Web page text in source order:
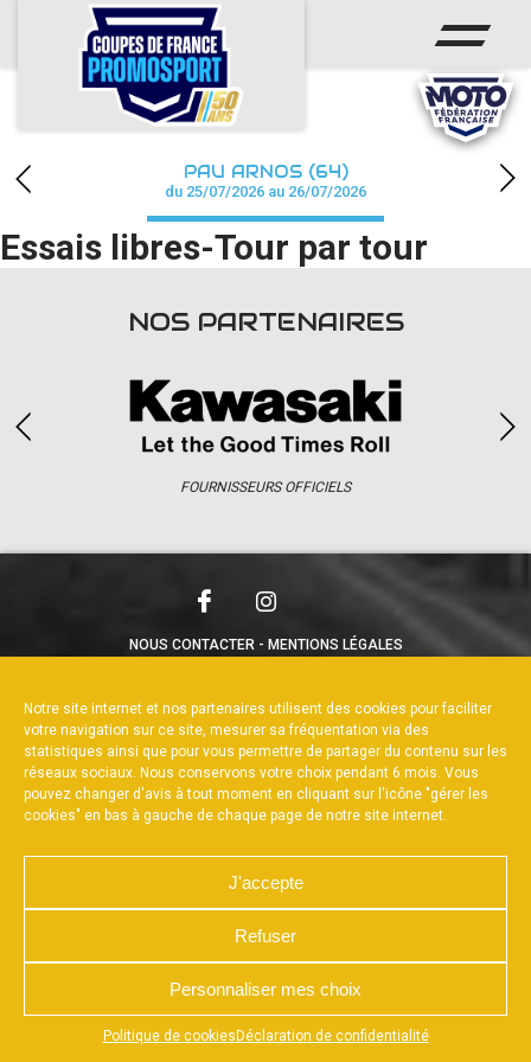
Notre site internet et nos partenaires utilisent des cookies pour faciliter
votre navigation sur ce site, mesurer sa fréquentation via des
statistiques ainsi que pour vous permettre de partager du contenu sur les
réseaux sociaux. Nous conservons votre choix pendant 6 mois. Vous
pouvez changer d'avis à tout moment en cliquant sur l'icône "gérer les
cookies" en bas à gauche de chaque page de notre site internet.
J'accepte
Refuser
Personnaliser mes choix
Politique de cookies Déclaration de confidentialité
Appuyez sur le bouton partager en bas de votre
ACCUEIL
ACTUS
CALENDRIER
CHAMPIONNAT
RÉSULTATS
accéder à la billetterie
PAU ARNOS (64)
du 25/07/2026 au 26/07/2026
Essais libres-Tour par tour
NOS PARTENAIRES
FOURNISSEURS OFFICIELS
NOUS CONTACTER
MENTIONS LÉGALES
RÉALISÉ PAR L’AGENCE WEB A3WEB